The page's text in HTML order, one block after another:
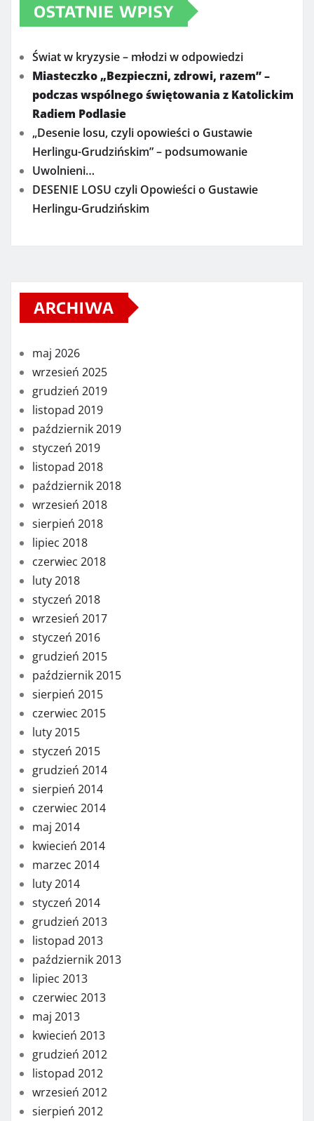
OSTATNIE WPISY
Świat w kryzysie – młodzi w odpowiedzi
Miasteczko „Bezpieczni, zdrowi, razem” –
podczas wspólnego świętowania z Katolickim
Radiem Podlasie
„Desenie losu, czyli opowieści o Gustawie
Herlingu-Grudzińskim” – podsumowanie
Uwolnieni…
DESENIE LOSU czyli Opowieści o Gustawie
Herlingu-Grudzińskim
ARCHIWA
maj 2026
wrzesień 2025
grudzień 2019
listopad 2019
październik 2019
styczeń 2019
listopad 2018
październik 2018
wrzesień 2018
sierpień 2018
lipiec 2018
czerwiec 2018
luty 2018
styczeń 2018
wrzesień 2017
styczeń 2016
grudzień 2015
październik 2015
sierpień 2015
czerwiec 2015
luty 2015
styczeń 2015
grudzień 2014
sierpień 2014
czerwiec 2014
maj 2014
kwiecień 2014
marzec 2014
luty 2014
styczeń 2014
grudzień 2013
listopad 2013
październik 2013
lipiec 2013
czerwiec 2013
maj 2013
kwiecień 2013
grudzień 2012
listopad 2012
wrzesień 2012
sierpień 2012